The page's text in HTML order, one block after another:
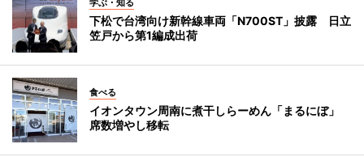
学ぶ・知る
下松で台湾向け新幹線車両「N700ST」披露 日立
笠戸から第1編成出荷
食べる
イオンタウン周南に煮干しらーめん「まるにぼ」
席数増やし移転